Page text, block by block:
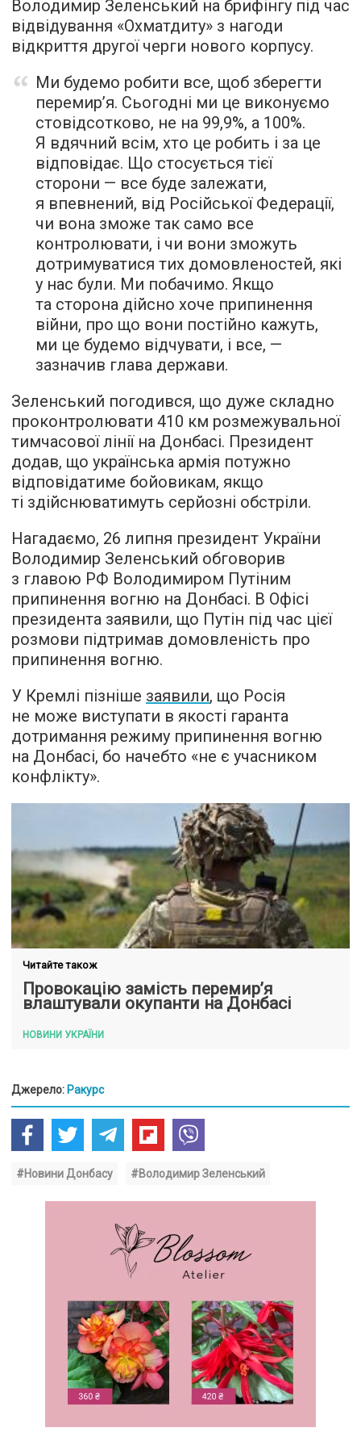
Володимир Зеленський на брифінгу під час
відвідування «Охматдиту» з нагоди
відкриття другої черги нового корпусу.
Ми будемо робити все, щоб зберегти
перемир’я. Сьогодні ми це виконуємо
стовідсотково, не на 99,9%, а 100%.
Я вдячний всім, хто це робить і за це
відповідає. Що стосується тієї
сторони — все буде залежати,
я впевнений, від Російської Федерації,
чи вона зможе так само все
контролювати, і чи вони зможуть
дотримуватися тих домовленостей, які
у нас були. Ми побачимо. Якщо
та сторона дійсно хоче припинення
війни, про що вони постійно кажуть,
ми це будемо відчувати, і все, —
зазначив глава держави.
Зеленський погодився, що дуже складно
проконтролювати 410 км розмежувальної
тимчасової лінії на Донбасі. Президент
додав, що українська армія потужно
відповідатиме бойовикам, якщо
ті здійснюватимуть серйозні обстріли.
Нагадаємо, 26 липня президент України
Володимир Зеленський обговорив
з главою РФ Володимиром Путіним
припинення вогню на Донбасі. В Офісі
президента заявили, що Путін під час цієї
розмови підтримав домовленість про
припинення вогню.
У Кремлі пізніше заявили, що Росія
не може виступати в якості гаранта
дотримання режиму припинення вогню
на Донбасі, бо начебто «не є учасником
конфлікту».
Читайте також
Провокацію замість перемир’я
влаштували окупанти на Донбасі
НОВИНИ УКРАЇНИ
Джерело: Ракурс
#Новини Донбасу #Володимир Зеленський